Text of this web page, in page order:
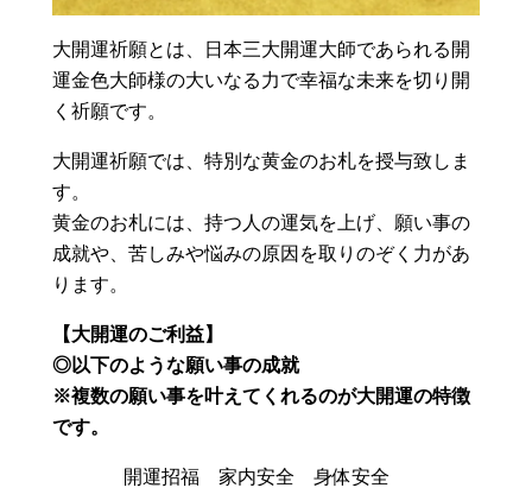
大開運祈願とは、日本三大開運大師であられる開
運金色大師様の大いなる力で幸福な未来を切り開
く祈願です。
大開運祈願では、特別な黄金のお札を授与致しま
す。
黄金のお札には、持つ人の運気を上げ、願い事の
成就や、苦しみや悩みの原因を取りのぞく力があ
ります。
【大開運のご利益】
◎以下のような願い事の成就
※複数の願い事を叶えてくれるのが大開運の特徴
です。
開運招福 家内安全 身体安全